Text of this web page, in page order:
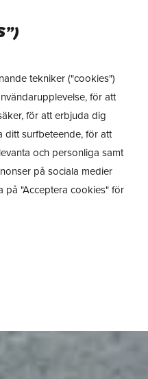
tekniker ("cookies")
för att
för att erbjuda dig
ditt surfbeteende, för att
och personliga samt
på sociala medier
på "Acceptera cookies" för